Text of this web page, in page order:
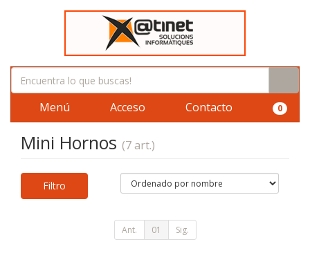
Menú Acceso Contacto 0
Mini Hornos (7 art.)
Filtro
Ant. 01 Sig.